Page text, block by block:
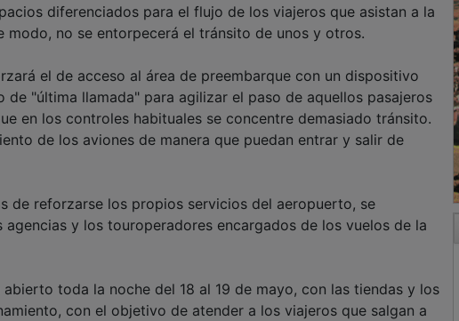
diferenciados para el flujo de los viajeros que asistan a la
modo, no se entorpecerá el tránsito de unos y otros.
el de acceso al área de preembarque con un dispositivo
"última llamada" para agilizar el paso de aquellos pasajeros
en los controles habituales se concentre demasiado tránsito.
de los aviones de manera que puedan entrar y salir de
de reforzarse los propios servicios del aeropuerto, se
y los touroperadores encargados de los vuelos de la
toda la noche del 18 al 19 de mayo, con las tiendas y los
con el objetivo de atender a los viajeros que salgan a